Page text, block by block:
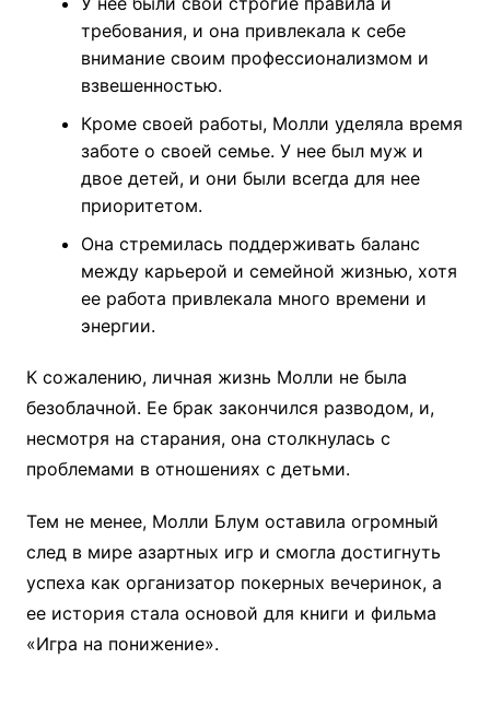
требования, и она привлекала к себе
внимание своим профессионализмом и
взвешенностью.
Кроме своей работы, Молли уделяла время
заботе о своей семье. У нее был муж и
двое детей, и они были всегда для нее
приоритетом.
Она стремилась поддерживать баланс
между карьерой и семейной жизнью, хотя
ее работа привлекала много времени и
энергии.
К сожалению, личная жизнь Молли не была
безоблачной. Ее брак закончился разводом, и,
несмотря на старания, она столкнулась с
проблемами в отношениях с детьми.
Тем не менее, Молли Блум оставила огромный
след в мире азартных игр и смогла достигнуть
успеха как организатор покерных вечеринок, а
ее история стала основой для книги и фильма
«Игра на понижение».